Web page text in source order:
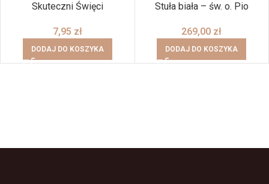
Skuteczni Święci
7,95 zł
DODAJ DO KOSZYKA
Stuła biała – św. o. Pio
269,00 zł
DODAJ DO KOSZYKA